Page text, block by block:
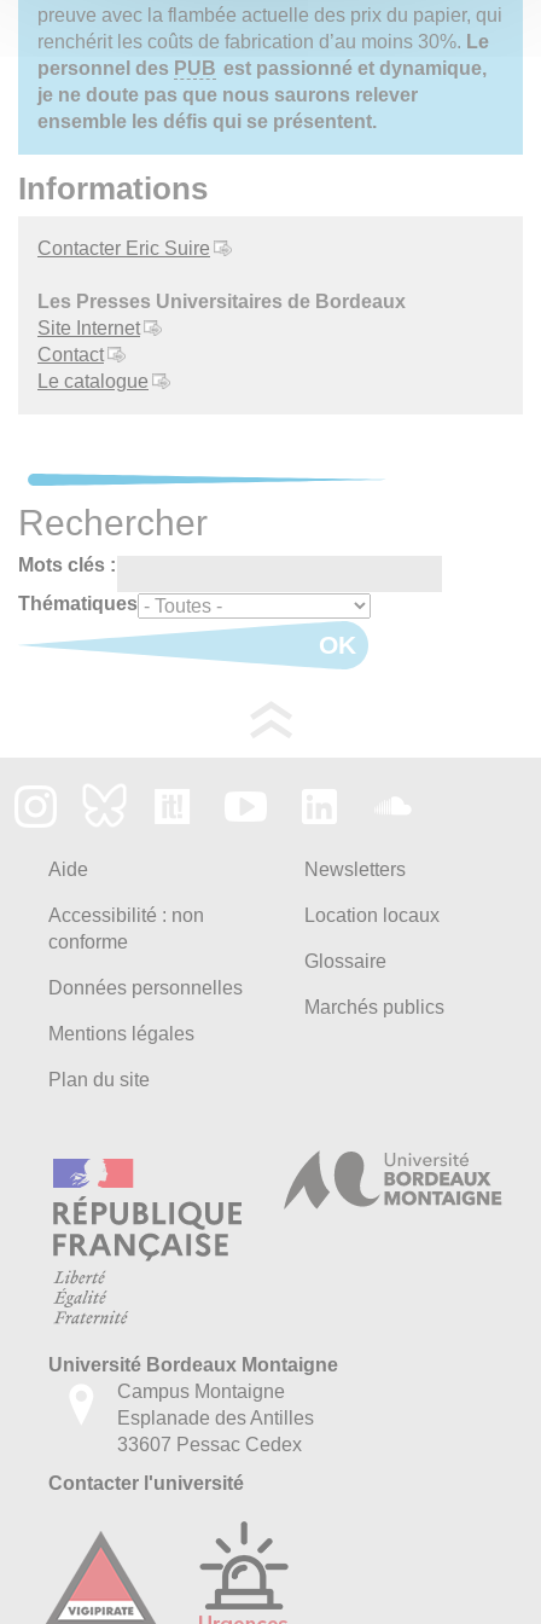
preuve avec la flambée actuelle des prix du papier, qui
renchérit les coûts de fabrication d’au moins 30%. Le
personnel des PUB est passionné et dynamique,
je ne doute pas que nous saurons relever
ensemble les défis qui se présentent.
Informations
Contacter Eric Suire
Les Presses Universitaires de Bordeaux
Site Internet
Contact
Le catalogue
Rechercher
Mots clés :
Thématiques
OK
Aide
Accessibilité : non
conforme
Données personnelles
Mentions légales
Plan du site
Newsletters
Location locaux
Glossaire
Marchés publics
Université Bordeaux Montaigne
Campus Montaigne
Esplanade des Antilles
33607 Pessac Cedex
Contacter l'université